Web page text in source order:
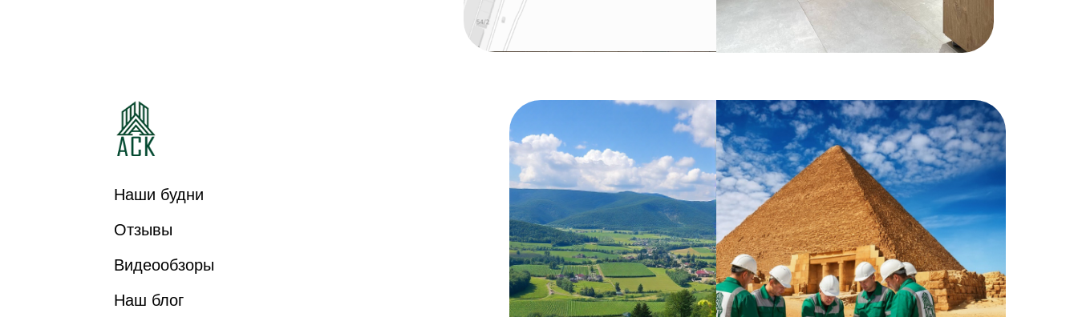
Наши будни
Отзывы
Видеообзоры
Наш блог